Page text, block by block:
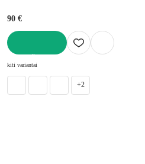
90 €
kiti variantai
+2